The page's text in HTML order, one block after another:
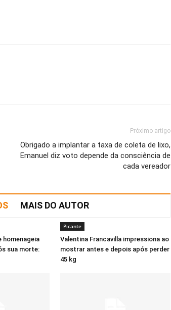
Próximo artigo
Obrigado a implantar a taxa de coleta de lixo,
Emanuel diz voto depende da consciência de
cada vereador
MAIS DO AUTOR
homenageia
sua morte:
Picante
Valentina Francavilla impressiona ao
mostrar antes e depois após perder
45 kg